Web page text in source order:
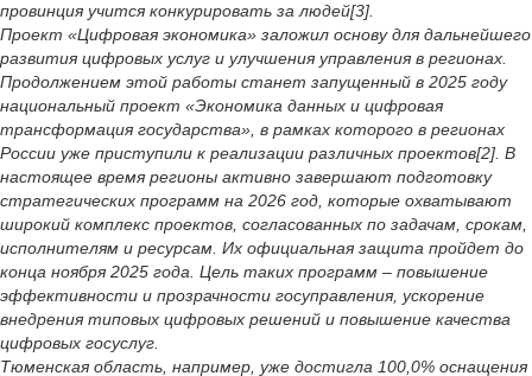
провинция учится конкурировать за людей[3].
Проект «Цифровая экономика» заложил основу для дальнейшего
развития цифровых услуг и улучшения управления в регионах.
Продолжением этой работы станет запущенный в 2025 году
национальный проект «Экономика данных и цифровая
трансформация государства», в рамках которого в регионах
России уже приступили к реализации различных проектов[2]. В
настоящее время регионы активно завершают подготовку
стратегических программ на 2026 год, которые охватывают
широкий комплекс проектов, согласованных по задачам, срокам,
исполнителям и ресурсам. Их официальная защита пройдет до
конца ноября 2025 года. Цель таких программ – повышение
эффективности и прозрачности госуправления, ускорение
внедрения типовых цифровых решений и повышение качества
цифровых госуслуг.
Тюменская область, например, уже достигла 100,0% оснащения